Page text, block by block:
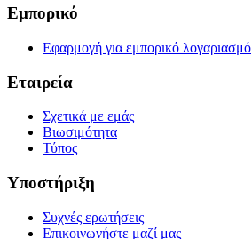
Εμπορικό
Εφαρμογή για εμπορικό λογαριασμό
Εταιρεία
Σχετικά με εμάς
Βιωσιμότητα
Τύπος
Υποστήριξη
Συχνές ερωτήσεις
Επικοινωνήστε μαζί μας